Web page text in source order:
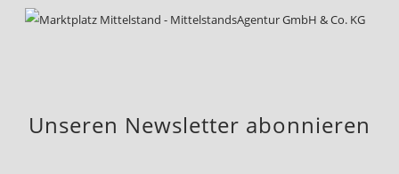
Unseren Newsletter abonnieren